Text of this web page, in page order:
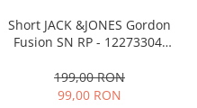
Short JACK &JONES Gordon
Fusion SN RP - 12273304-
199,00 RON
99,00 RON